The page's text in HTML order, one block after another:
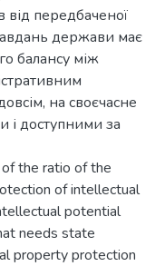
від передбаченої
держави має
балансу між
на своєчасне
і доступними за
the ratio of the
of intellectual
potential
needs state
property protection